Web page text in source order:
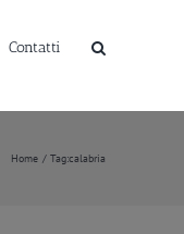
Contatti
Home Tag:calabria